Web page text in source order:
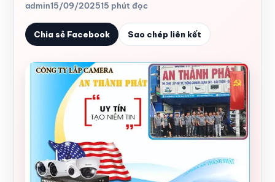
admin15/09/202515 phút đọc
Chia sẻ Facebook Sao chép liên kết